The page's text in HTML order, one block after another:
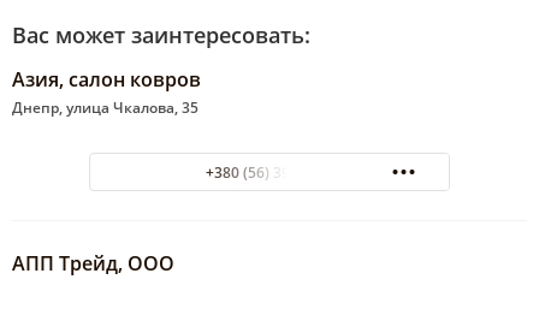
Вас может заинтересовать:
Азия, салон ковров
Днепр, улица Чкалова, 35
+380 (56) 39-21-92
АПП Трейд, ООО